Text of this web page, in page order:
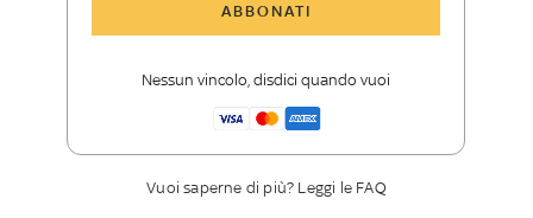
Sport
La newsletter esclusiva di Sky Sport
ABBONATI
Nessun vincolo, disdici quando vuoi
Vuoi saperne di più? Leggi le FAQ